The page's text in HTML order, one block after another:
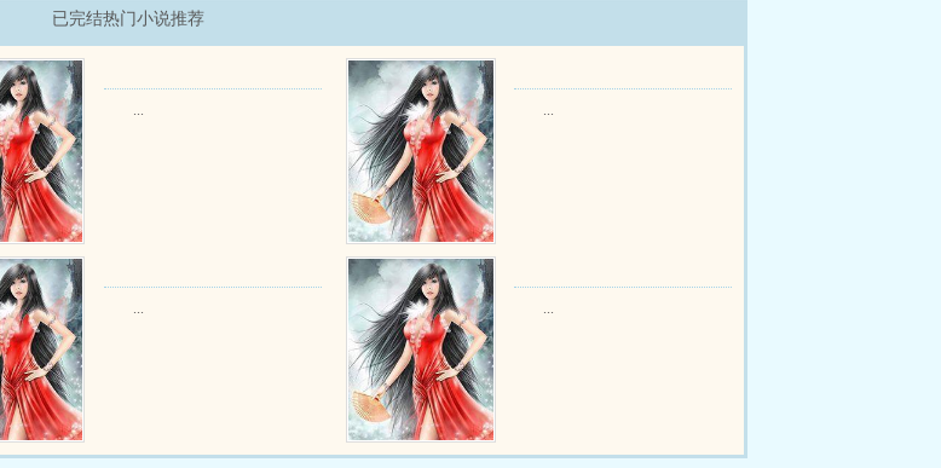
已完结热门小说推荐
... ...
... ...